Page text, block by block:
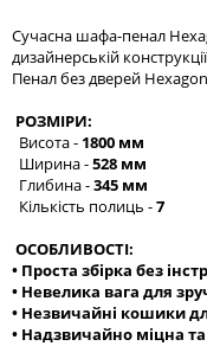
Сучасна шафа-пенал
дизайнерській
Пенал без дверей
РОЗМІРИ:
Висота - 1800 мм
Ширина -528 мм
Глибина -345 мм
Кількість полиць -7
ОСОБЛИВОСТІ:
• Проста збірка без
• Невелика вага для
• Незвичайні кошики
• Надзвичайно міцна